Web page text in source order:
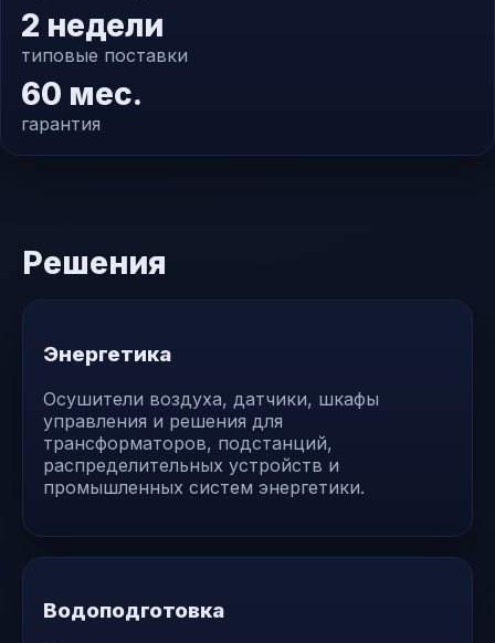
2 недели
типовые поставки
60 мес.
гарантия
Решения
Энергетика
Осушители воздуха, датчики, шкафы
управления и решения для
трансформаторов, подстанций,
распределительных устройств и
промышленных систем энергетики.
Водоподготовка